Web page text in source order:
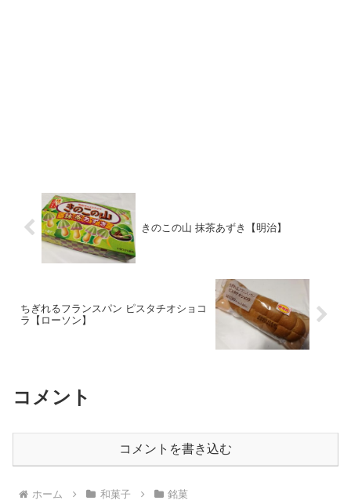
きのこの山 抹茶あずき【明治】
ちぎれるフランスパン ピスタチオショコ
ラ【ローソン】
コメント
コメントを書き込む
ホーム 和菓子 銘菓